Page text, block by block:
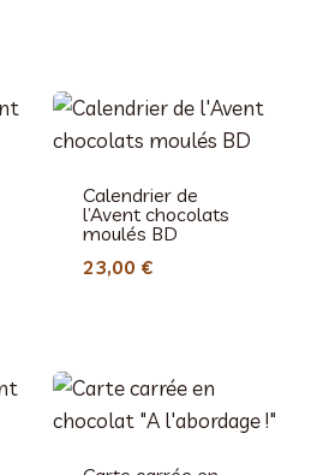
Calendrier de
l’Avent chocolats
moulés BD
23,00 €